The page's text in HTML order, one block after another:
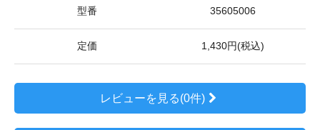
型番 35605006
定価 1,430円(税込)
レビューを見る(0件)